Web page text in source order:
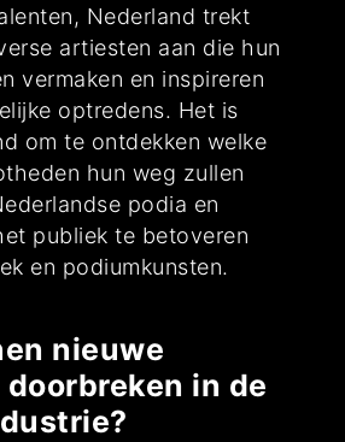
Nederland trekt
artiesten aan die hun
vermaken en inspireren
optredens. Het is
om te ontdekken welke
hun weg zullen
podia en
publiek te betoveren
en podiumkunsten.
nieuwe
in de